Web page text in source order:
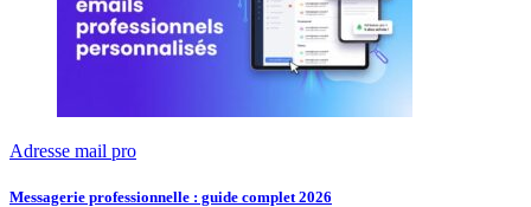
Adresse mail pro
Messagerie professionnelle : guide complet 2026